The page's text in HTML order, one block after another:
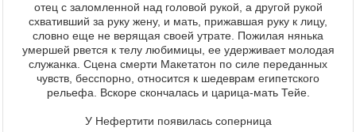
отец с заломленной над головой рукой, а другой рукой
схвативший за руку жену, и мать, прижавшая руку к лицу,
словно еще не верящая своей утрате. Пожилая нянька
умершей рвется к телу любимицы, ее удерживает молодая
служанка. Сцена смерти Макетатон по силе переданных
чувств, бесспорно, относится к шедеврам египетского
рельефа. Вскоре скончалась и царица-мать Тейе.
У Нефертити появилась соперница